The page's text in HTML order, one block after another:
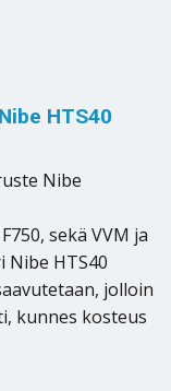
HTS40
Nibe
sekä VVM ja
Nibe HTS40
jolloin
kunnes kosteus